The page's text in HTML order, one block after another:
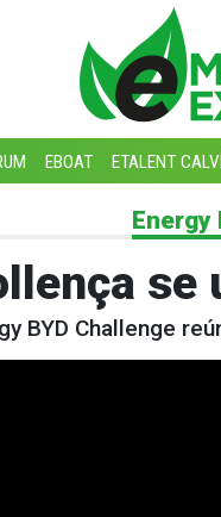
EBOAT ETALENT
Energy
BYD Challenge